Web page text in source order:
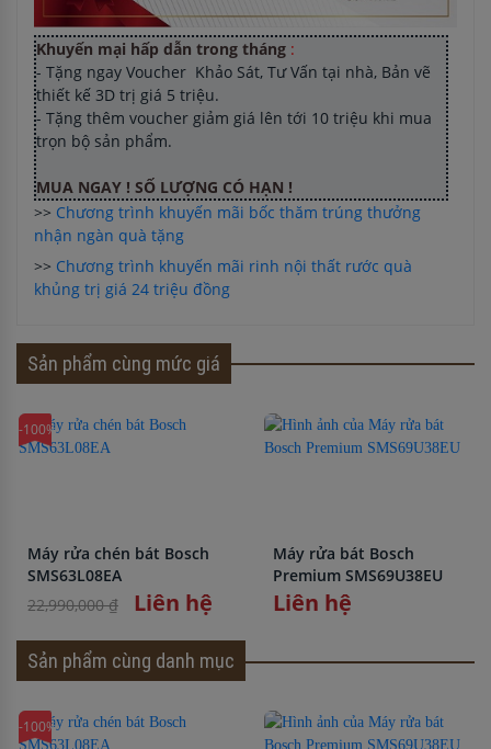
Khuyến mại hấp dẫn trong tháng :
- Tặng ngay Voucher Khảo Sát, Tư Vấn tại nhà, Bản vẽ
thiết kế 3D trị giá 5 triệu.
- Tặng thêm voucher giảm giá lên tới 10 triệu khi mua
trọn bộ sản phẩm.
MUA NGAY ! SỐ LƯỢNG CÓ HẠN !
>> Chương trình khuyến mãi bốc thăm trúng thưởng
nhận ngàn quà tặng
>> Chương trình khuyến mãi rinh nội thất rước quà
khủng trị giá 24 triệu đồng
Sản phẩm cùng mức giá
-100%
Máy rửa chén bát Bosch
SMS63L08EA
22,990,000 ₫
Liên hệ
Máy rửa bát Bosch
Premium SMS69U38EU
Liên hệ
Sản phẩm cùng danh mục
-100%